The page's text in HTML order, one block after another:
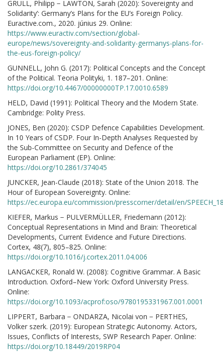
GRÜLL, Philipp − LAWTON, Sarah (2020): Sovereignty and
Solidarity’: Germany’s Plans for the EU’s Foreign Policy.
Euractive.com., 2020. június 29. Online:
https://www.euractiv.com/section/global-
europe/news/sovereignty-and-solidarity-germanys-plans-for-
the-eus-foreign-policy/
GUNNELL, John G. (2017): Political Concepts and the Concept
of the Political. Teoria Polityki, 1. 187–201. Online:
https://doi.org/10.4467/00000000TP.17.0010.6589
HELD, David (1991): Political Theory and the Modern State.
Cambridge: Polity Press.
JONES, Ben (2020): CSDP Defence Capabilities Development.
In 10 Years of CSDP. Four In-Depth Analyses Requested by
the Sub-Committee on Security and Defence of the
European Parliament (EP). Online:
https://doi.org/10.2861/374045
JUNCKER, Jean-Claude (2018): State of the Union 2018. The
Hour of European Sovereignty. Online:
https://ec.europa.eu/commission/presscorner/detail/en/
KIEFER, Markus − PULVERMÜLLER, Friedemann (2012):
Conceptual Representations in Mind and Brain: Theoretical
Developments, Current Evidence and Future Directions.
Cortex, 48(7), 805–825. Online:
https://doi.org/10.1016/j.cortex.2011.04.006
LANGACKER, Ronald W. (2008): Cognitive Grammar. A Basic
Introduction. Oxford–New York: Oxford University Press.
Online:
https://doi.org/10.1093/acprof:oso/9780195331967.001.0001
LIPPERT, Barbara − ONDARZA, Nicolai von − PERTHES,
Volker szerk. (2019): European Strategic Autonomy. Actors,
Issues, Conflicts of Interests, SWP Research Paper. Online:
https://doi.org/10.18449/2019RP04